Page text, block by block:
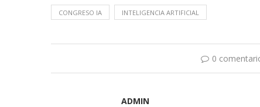
CONGRESO IA INTELIGENCIA ARTIFICIAL
0
ADMIN